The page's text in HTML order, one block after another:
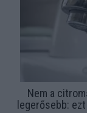
Nem a
legerősebb: